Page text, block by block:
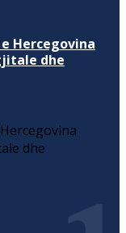
Hercegovina
dhe
dhe